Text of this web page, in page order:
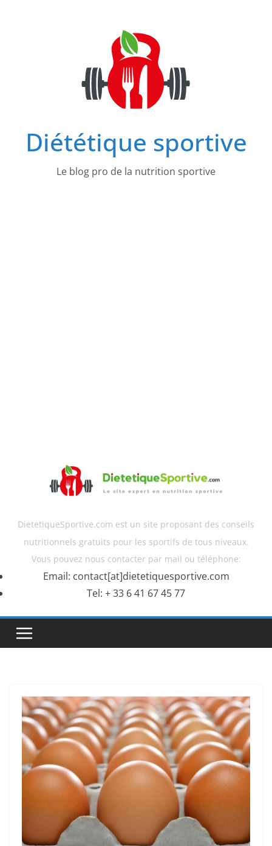
Diététique sportive
Le blog pro de la nutrition sportive
DietetiqueSportive.com est un site proposant des conseils
nutritionnels gratuits pour les sportifs de tous niveaux.
Vous pouvez nous contacter par mail ou téléphone:
Email: contact[at]dietetiquesportive.com
Tel: + 33 6 41 67 45 77